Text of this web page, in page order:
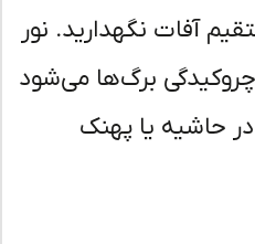
آفات نگهدارید. نور
برگ‌ها می‌شود
یاپهنک